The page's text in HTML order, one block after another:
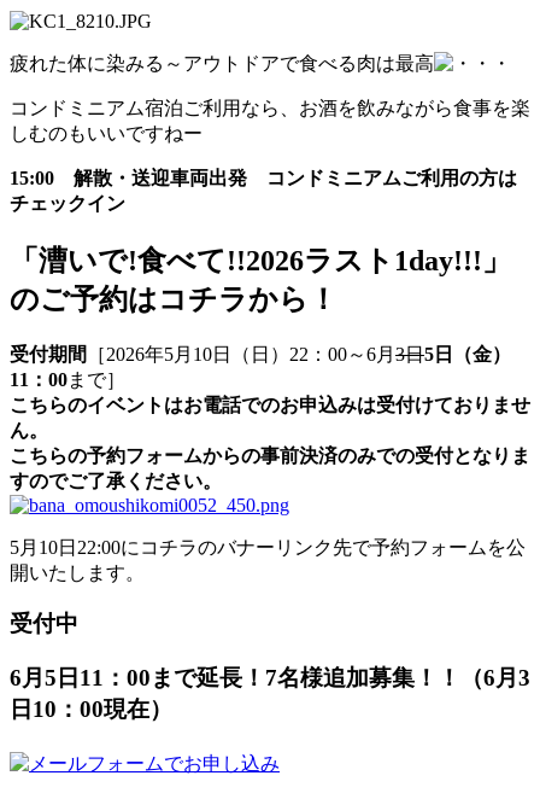
疲れた体に染みる～アウトドアで食べる肉は最高
コンドミニアム宿泊ご利用なら、お酒を飲みながら食事を楽
しむのもいいですねー
15:00 解散・送迎車両出発 コンドミニアムご利用の方は
チェックイン
「漕いで!食べて!!2026ラスト1day!!!」
のご予約はコチラから！
受付期間 ［2026年5月10日（日）22：00～6月 3日5日（金）
11：00まで］
こちらのイベントはお電話でのお申込みは受付けておりませ
ん。
こちらの予約フォームからの事前決済のみでの受付となりま
すのでご了承ください。
5月10日22:00にコチラのバナーリンク先で予約フォームを公
開いたします。
受付中
6月5日11：00まで延長！7名様追加募集！！（6月3
日10：00現在）